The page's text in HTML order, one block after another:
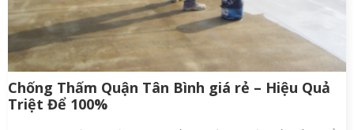
Chống Thấm Quận Tân Bình giá rẻ – Hiệu Quả
Triệt Để 100%